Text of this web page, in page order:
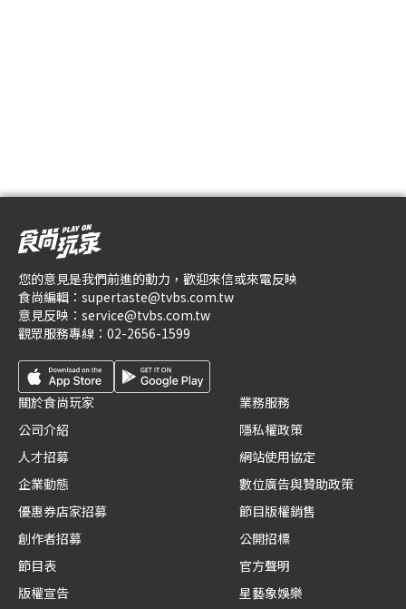
您的意見是我們前進的動力，歡迎來信或來電反映
食尚編輯： supertaste@tvbs.com.tw
意見反映： service@tvbs.com.tw
觀眾服務專線： 02-2656-1599
關於食尚玩家
公司介紹
人才招募
企業動態
優惠券店家招募
創作者招募
節目表
版權宣告
業務服務
隱私權政策
網站使用協定
數位廣告與贊助政策
節目版權銷售
公開招標
官方聲明
星藝象娛樂